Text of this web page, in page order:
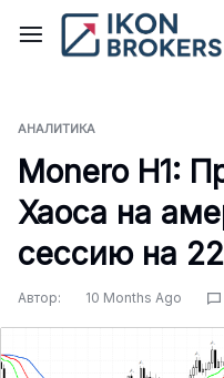
Перейти
АНАЛИТИКА
Monero H1:
Хаоса на
сессию на
Автор: 10 Months Ago